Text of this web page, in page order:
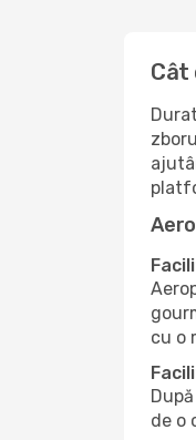
Cât
cu o
de o